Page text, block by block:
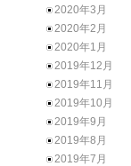
2020年3月
2020年2月
2020年1月
2019年12月
2019年11月
2019年10月
2019年9月
2019年8月
2019年7月